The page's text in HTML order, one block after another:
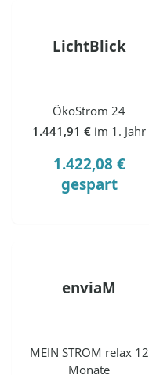
LichtBlick
ÖkoStrom 24
1.441,91 € im 1. Jahr
1.422,08 €
gespart
enviaM
MEIN STROM relax 12
Monate